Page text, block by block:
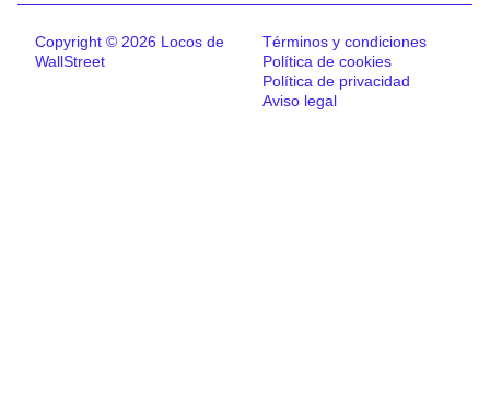
Copyright © 2026 Locos de
WallStreet
Términos y condiciones
Política de cookies
Política de privacidad
Aviso legal